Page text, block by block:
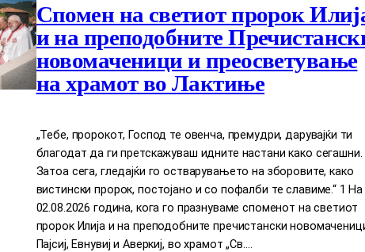
Спомен на светиот пророк
и на преподобните
новомаченици и преосветување
на храмот во Лактиње
„Тебе, пророкот, Господ те овенча, премудри, дарувајќи ти
благодат да ги претскажуваш идните настани како сегашни.
Затоа сега, гледајќи го остварувањето на зборовите, како
вистински пророк, постојано и со пофалби те славиме.“ 1 На
02.08.2026 година, кога го празнуваме споменот на светиот
пророк Илија и на преподобните пречистански
Пајсиј, Евнувиј и Аверкиј, во храмот „Св.…